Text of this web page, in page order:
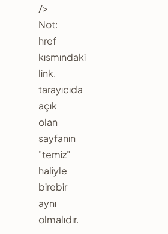
/>
Not:
href
kısmındaki
link,
tarayıcıda
açık
olan
sayfanın
"temiz"
haliyle
birebir
aynı
olmalıdır.